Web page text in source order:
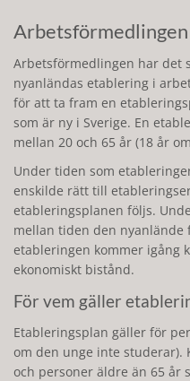
Arbetsförmedlingen har det
nyanländas etablering i
för att ta fram en
som är ny i Sverige. En
mellan 20 och 65 år (18 år
Under tiden som
enskilde rätt till
etableringsplanen följs.
mellan tiden den
etableringen kommer igång
ekonomiskt bistånd.
För vem gäller
Etableringsplan gäller för
om den unge inte studerar).
och personer äldre än 65 år